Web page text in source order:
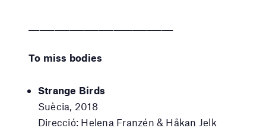
To miss bodies
Strange Birds
Suècia, 2018
Direcció: Helena Franzén & Håkan Jelk